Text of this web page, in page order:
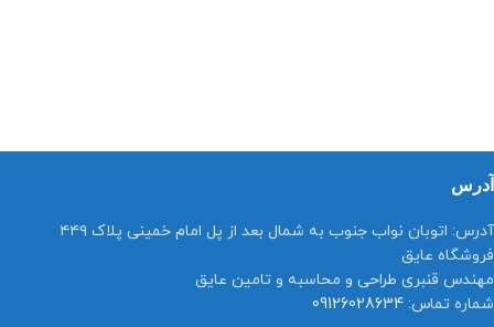
آدرس
آدرس:
اتوبان نواب جنوب به شمال بعد از پل امام خمینی پلاک ۴۴۹
فروشگاه عایق
مهندس قنبری طراحی و محاسبه و تامین عایق
شماره تماس: 09126028634